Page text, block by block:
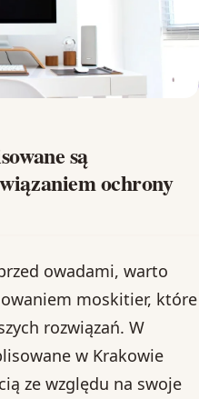
są
ochrony
owadami, warto
moskitier, które
rozwiązań. W
w Krakowie
ze względu na swoje